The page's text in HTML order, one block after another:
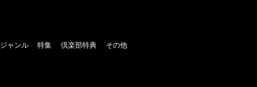
ジャンル 特集 倶楽部特典 その他